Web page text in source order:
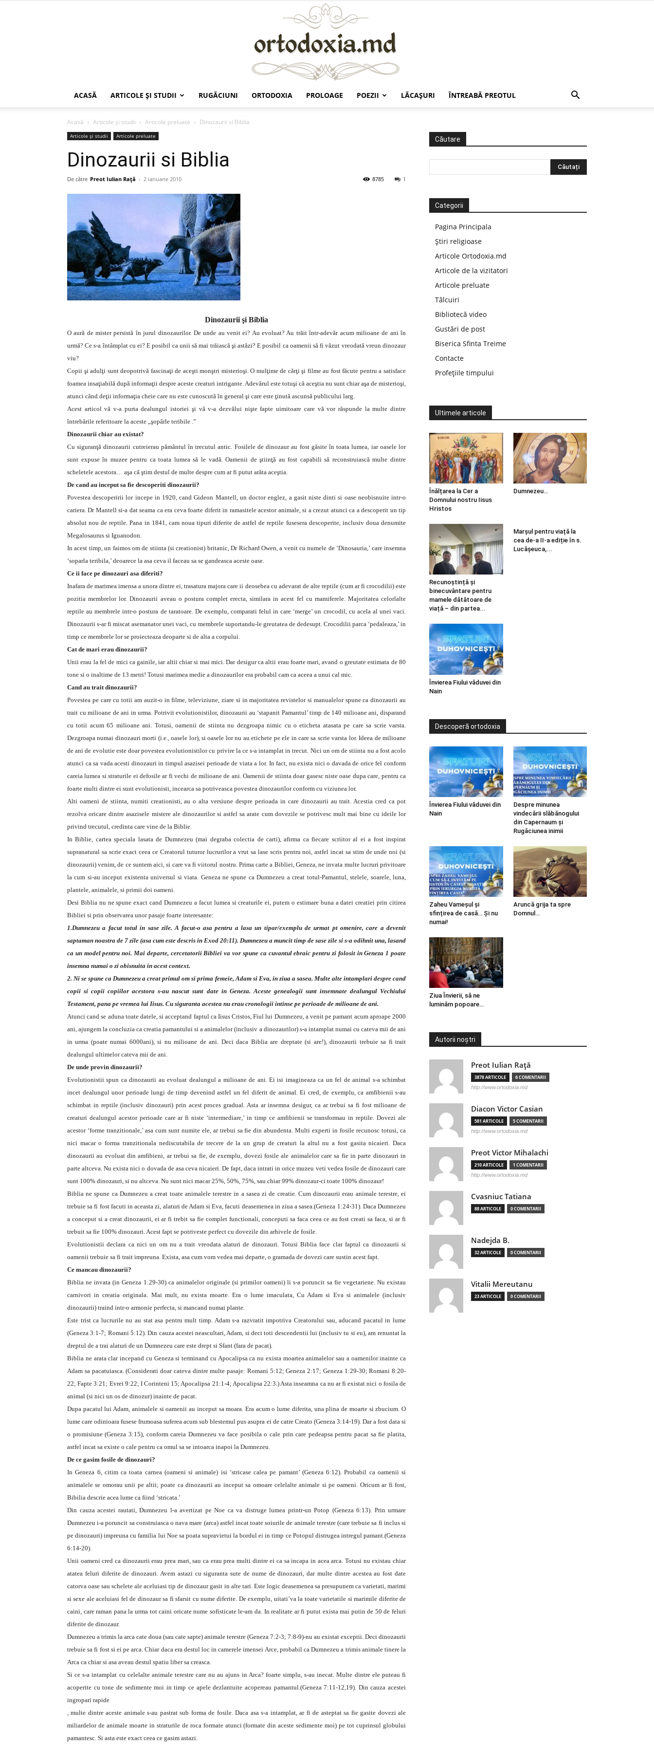
ACASĂ ARTICOLE ŞI STUDII RUGĂCIUNI ORTODOXIA PROLOAGE POEZII LĂCAŞURI ÎNTREABĂ PREOTUL
Acasă Articole şi studii Articole preluate Dinozaurii si Biblia
Articole şi studii Articole preluate
Dinozaurii si Biblia
De către Preot Iulian Raţă - 2 ianuarie 2010 1
8785
Dinozaurii şi Biblia
O aură de mister persistă în jurul dinozaurilor. De unde au venit ei? Au evoluat? Au trăit într-adevăr acum milioane de ani în
urmă? Ce s-a întâmplat cu ei? E posibil ca unii să mai trăiască şi astăzi? E posibil ca oamenii să fi văzut vreodată vreun dinozaur
viu?
Copii şi adulţi sunt deopotrivă fascinaţi de aceşti monştri misterioşi. O mulţime de cărţi şi filme au fost făcute pentru a satisface
foamea insaţiabilă după informaţii despre aceste creaturi intrigante. Adevărul este totuşi că aceştia nu sunt chiar aşa de misterioşi,
atunci când deţii informaţia cheie care nu este cunoscută în general şi care este ţinută ascunsă publicului larg.
Acest articol vă v-a purta dealungul istoriei şi vă v-a dezvălui nişte fapte uimitoare care vă vor răspunde la multe dintre
întrebările referitoare la aceste „şopârle teribile .”
Dinozaurii chiar au existat?
Cu siguranţă dinozaurii cutreierau pământul în trecutul antic. Fosilele de dinozaur au fost găsite în toata lumea, iar oasele lor
sunt expuse în muzee pentru ca toata lumea să le vadă. Oamenii de ştiinţă au fost capabili să reconstruiască multe dintre
scheletele acestora… aşa că ştim destul de multe despre cum ar fi putut arăta aceştia.
De cand au inceput sa fie descoperiti dinozaurii?
Povestea descoperirii lor incepe in 1920, cand Gideon Mantell, un doctor englez, a gasit niste dinti si oase neobisnuite intr-o
cariera. Dr Mantell si-a dat seama ca era ceva foarte diferit in ramasitele acestor animale, si a crezut atunci ca a descoperit un tip
absolut nou de reptile. Pana in 1841, cam noua tipuri diferite de astfel de reptile fusesera descoperite, inclusiv doua denumite
Megalosaurus si Iguanodon.
In acest timp, un faimos om de stiinta (si creationist) britanic, Dr Richard Owen, a venit cu numele de ‘Dinosauria,’ care insemna
‘soparla teribila,’ deoarece la asa ceva il faceau sa se gandeasca aceste oase.
Ce ii face pe dinozauri asa diferiti?
Inafara de marimea imensa a unora dintre ei, trasatura majora care ii deosebea cu adevarat de alte reptile (cum ar fi crocodilii) este
pozitia membrelor lor. Dinozaurii aveau o postura complet erecta, similara in acest fel cu mamiferele. Majoritatea celorlalte
reptile au membrele intr-o postura de taratoare. De exemplu, comparati felul in care ‘merge’ un crocodil, cu acela al unei vaci.
Dinozaurii s-ar fi miscat asemanator unei vaci, cu membrele suportandu-le greutatea de dedesupt. Crocodilii parca ‘pedaleaza,’ in
timp ce membrele lor se proiecteaza deoparte si de alta a corpului.
Cat de mari erau dinozaurii?
Unii erau la fel de mici ca gainile, iar altii chiar si mai mici. Dar desigur ca altii erau foarte mari, avand o greutate estimata de 80
tone si o inaltime de 13 metri! Totusi marimea medie a dinozaurilor era probabil cam ca aceea a unui cal mic.
Cand au trait dinozaurii?
Povestea pe care cu totii am auzit-o in filme, televiziune, ziare si in majoritatea revistelor si manualelor spune ca dinozaurii au
trait cu milioane de ani in urma. Potrivit evolutionistilor, dinozaurii au ‘stapanit Pamantul’ timp de 140 milioane ani, disparand
cu totii acum 65 milioane ani. Totusi, oamenii de stiinta nu dezgroapa nimic cu o eticheta atasata pe care sa scrie varsta.
Dezgroapa numai dinozauri morti (i.e., oasele lor), si oasele lor nu au etichete pe ele in care sa scrie varsta lor. Ideea de milioane
de ani de evolutie este doar povestea evolutionistilor cu privire la ce s-a intamplat in trecut. Nici un om de stiinta nu a fost acolo
atunci ca sa vada acesti dinozauri in timpul asazisei perioade de viata a lor. In fact, nu exista nici o davada de orice fel conform
careia lumea si straturile ei defosile ar fi vechi de milioane de ani. Oamenii de stiinta doar gasesc niste oase dupa care, pentru ca
foarte multi dintre ei sunt evolutionisti, incearca sa potriveasca povestea dinozaurilor conform cu viziunea lor.
Alti oameni de stiinta, numiti creationisti, au o alta versiune despre perioada in care dinozaurii au trait. Acestia cred ca pot
rezolva oricare dintre asazisele mistere ale dinozaurilor si astfel sa arate cum dovezile se potrivesc mult mai bine cu ideile lor
privind trecutul, credinta care vine de la Biblie.
In Biblie, cartea speciala lasata de Dumnezeu (mai degraba colectia de carti), afirma ca fiecare scriitor al ei a fost inspirat
supranatural sa scrie exact ceea ce Creatorul tuturor lucrurilor a vrut sa lase scris pentru noi, astfel incat sa stim de unde noi (si
dinozaurii) venim, de ce suntem aici, si care va fi viitorul nostru. Prima carte a Bibliei, Geneza, ne invata multe lucruri privitoare
la cum si-au inceput existenta universul si viata. Geneza ne spune ca Dumnezeu a creat totul-Pamantul, stelele, soarele, luna,
plantele, animalele, si primii doi oameni.
Desi Biblia nu ne spune exact cand Dumnezeu a facut lumea si creaturile ei, putem o estimare buna a datei creatiei prin citirea
Bibliei si prin observarea unor pasaje foarte interesante:
1.Dumnezeu a facut totul in sase zile. A facut-o asa pentru a lasa un tipar/exemplu de urmat pt omenire, care a devenit
saptaman noastra de 7 zile (asa cum este descris in Exod 20:11). Dumnezeu a muncit timp de sase zile si s-a odihnit una, lasand
ca un model pentru noi. Mai departe, cercetatorii Bibliei va vor spune ca cuvantul ebraic pentru zi folosit in Geneza 1 poate
insemna numai o zi obisnuita in acest context.
2. Ni se spune ca Dumnezeu a creat primul om si prima femeie, Adam si Eva, in ziua a sasea. Multe alte intamplari despre cand
copii si copii copiilor acestora s-au nascut sunt date in Geneza. Aceste genealogii sunt insemnate dealungul Vechiului
Testament, pana pe vremea lui Iisus. Cu siguranta acestea nu erau cronologii intinse pe perioade de milioane de ani.
Atunci cand se aduna toate datele, si acceptand faptul ca Iisus Cristos, Fiul lui Dumnezeu, a venit pe pamant acum aproape 2000
ani, ajungem la concluzia ca creatia pamantului si a animalelor (inclusiv a dinozaurilor) s-a intamplat numai cu cateva mii de ani
in urma (poate numai 6000ani), si nu milioane de ani. Deci daca Biblia are dreptate (si are!), dinozaurii trebuie sa fi trait
dealungul ultimelor cateva mii de ani.
De unde provin dinozaurii?
Evolutionistii spun ca dinozaurii au evoluat dealungul a milioane de ani. Ei isi imagineaza ca un fel de animal s-a schimbat
incet dealungul unor perioade lungi de timp devenind astfel un fel diferit de animal. Ei cred, de exemplu, ca amfibienii s-au
schimbat in reptile (inclusiv dinozauri) prin acest proces gradual. Asta ar insemna desigur, ca ar trebui sa fi fost milioane de
creaturi dealungul acestor perioade care ar fi niste ‘intermediare,’ in timp ce amfibienii se transformau in reptile. Dovezi ale
acestor ‘forme tranzitionale,’ asa cum sunt numite ele, ar trebui sa fie din abundenta. Multi experti in fosile recunosc totusi, ca
nici macar o forma tranzitionala nediscutabila de trecere de la un grup de creaturi la altul nu a fost gasita nicaieri. Daca
dinozaurii au evoluat din amfibieni, ar trebui sa fie, de exemplu, dovezi fosile ale animalelor care sa fie in parte dinozauri in
parte altceva. Nu exista nici o dovada de asa ceva nicaieri. De fapt, daca intrati in orice muzeu veti vedea fosile de dinozauri care
sunt 100% dinozauri, si nu altceva. Nu sunt nici macar 25%, 50%, 75%, sau chiar 99% dinozaur-ci toate 100% dinozaur!
Biblia ne spune ca Dumnezeu a creat toate animalele terestre in a sasea zi de creatie. Cum dinozaurii erau animale terestre, ei
trebuie sa fi fost facuti in aceasta zi, alaturi de Adam si Eva, facuti deasemenea in ziua a sasea.(Geneza 1:24-31). Daca Dumnezeu
a conceput si a creat dinozaurii, ei ar fi trebit sa fie complet functionali, conceputi sa faca ceea ce au fost creati sa faca, si ar fi
trebuit sa fie 100% dinozauri. Acest fapt se potriveste perfect cu dovezile din arhivele de fosile.
Evolutionistii declara ca nici un om nu a trait vreodata alaturi de dinozauri. Totusi Biblia face clar faptul ca dinozaurii si
oamenii trebuie sa fi trait impreuna. Exista, asa cum vom vedea mai departe, o gramada de dovezi care sustin acest fapt.
Ce mancau dinozaurii?
Biblia ne invata (in Geneza 1:29-30) ca animalelor originale (si primilor oameni) li s-a poruncit sa fie vegetariene. Nu existau
carnivori in creatia originala. Mai mult, nu exista moarte. Era o lume imaculata, Cu Adam si Eva si animalele (inclusiv
dinozaurii) traind intr-o armonie perfecta, si mancand numai plante.
Este trist ca lucrurile nu au stat asa pentru mult timp. Adam s-a razvratit impotriva Creatorului sau, aducand pacatul in lume
(Geneza 3:1-7; Romani 5:12). Din cauza acestei neascultari, Adam, si deci toti descendentii lui (inclusiv tu si eu), am renuntat la
dreptul de a trai alaturi de un Dumnezeu care este drept si Sfant (fara de pacat).
Biblia ne arata clar incepand cu Geneza si terminand cu Apocalipsa ca nu exista moartea animalelor sau a oamenilor inainte ca
Adam sa pacatuiasca. (Considerati doar cateva dintre multe pasaje: Romani 5:12; Geneza 2:17; Geneza 1:29-30; Romani 8:20-
22; Fapte 3:21; Evrei 9:22; I Corinteni 15; Apocalipsa 21:1-4; Apocalipsa 22:3.) Asta inseamna ca nu ar fi existat nici o fosila de
animal (si nici un os de dinozur) inainte de pacat.
Dupa pacatul lui Adam, animalele si oamenii au inceput sa moara. Era acum o lume diferita, una plina de moarte si zbucium. O
lume care odinioara fusese frumoasa suferea acum sub blestemul pus asupra ei de catre Creato (Geneza 3:14-19). Dar a fost data si
o promisiune (Geneza 3:15), conform careia Dumnezeu va face posibila o cale prin care pedeapsa pentru pacat sa fie platita,
astfel incat sa existe o cale pentru ca omul sa se intoarca inapoi la Dumnezeu.
De ce gasim fosile de dinozauri?
In Geneza 6, citim ca toata carnea (oameni si animale) isi ‘stricase calea pe pamant’ (Geneza 6:12). Probabil ca oamenii si
animalele se omorau unii pe altii; poate ca dinozaurii au inceput sa omoare celelalte animale si pe oameni. Oricum ar fi fost,
Bibilia descrie acea lume ca fiind ‘stricata.’
Din cauza acestei rautati, Dumnezeu l-a avertizat pe Noe ca va distruge lumea printr-un Potop (Geneza 6:13). Prin urmare
Dumnezeu i-a poruncit sa construiasca o nava mare (arca) astfel incat toate soiurile de animale terestre (care trebuie sa fi inclus si
pe dinozauri) impreuna cu familia lui Noe sa poata supravietui la bordul ei in timp ce Potopul distrugea intregul pamant.(Geneza
6:14-20).
Unii oameni cred ca dinozaurii erau prea mari, sau ca erau prea multi dintre ei ca sa incapa in acea arca. Totusi nu existau chiar
atatea feluri diferite de dinozauri. Avem astazi cu siguranta sute de nume de dinozauri, dar multe dintre acestea au fost date
catorva oase sau schelete ale aceluiasi tip de dinozaur gasit in alte tari. Este logic deasemenea sa presupunem ca varietati, marimi
si sexe ale aceluiasi fel de dinozaur sa fi sfarsit cu nume diferite. De exemplu, uitati’va la toate varietatile si marimile diferite de
caini, care raman pana la urma tot caini oricate nume sofisticate le-am da. In realitate ar fi putut exista mai putin de 50 de feluri
diferite de dinozaur.
Dumnezeu a trimis la arca cate doua (sau cate sapte) animale terestre (Geneza 7:2-3; 7:8-9)-nu au existat exceptii. Deci dinozaurii
trebuie sa fi fost si ei pe arca. Chiar daca era destul loc in camerele imensei Arce, probabil ca Dumnezeu a trimis animale tinere la
Arca ca chiar si asa aveau destul spatiu liber sa creasca.
Si ce s-a intamplat cu celelalte animale terestre care nu au ajuns in Arca? foarte simplu, s-au inecat. Multe dintre ele puteau fi
acoperite cu tone de sedimente moi in timp ce apele dezlantuite acopereau pamantul.(Geneza 7:11-12,19). Din cauza acestei
ingropari rapide
, multe dintre aceste animale s-au pastrat sub forma de fosile. Daca asa s-a intamplat, ar fi de asteptat sa fie gasite dovezi ale
miliardelor de animale moarte in straturile de roca formate atunci (formate din aceste sedimente moi) pe tot cuprinsul globului
pamantesc. Si asta este exact ceea ce gasim astazi.
Căutare
Categorii
Pagina Principala
Știri religioase
Articole Ortodoxia.md
Articole de la vizitatori
Articole preluate
Tâlcuiri
Bibliotecă video
Gustări de post
Biserica Sfinta Treime
Contacte
Profețiile timpului
Ultimele articole
Înălțarea la Cer a
Domnului nostru Iisus
Hristos
Dumnezeu…
Recunoștință și
binecuvântare pentru
mamele dătătoare de
viață – din partea...
Marșul pentru viață la
cea de-a II-a ediție în s.
Lucășeuca,...
Învierea Fiului văduvei din
Nain
Descoperă ortodoxia
Învierea Fiului văduvei din
Nain
Despre minunea
vindecării slăbănogului
din Capernaum și
Rugăciunea inimii
Zaheu Vameșul și
sfințirea de casă… Și nu
numai!
Aruncă grija ta spre
Domnul…
Ziua Învierii, să ne
luminăm popoare…
Autorii noștri
Preot Iulian Raţă
3878 ARTICOLE 6 COMENTARII
http://www.ortodoxia.md
Diacon Victor Casian
581 ARTICOLE 5 COMENTARII
http://www.ortodoxia.md
Preot Victor Mihalachi
210 ARTICOLE 1 COMENTARII
http://www.ortodoxia.md
Cvasniuc Tatiana
88 ARTICOLE 0 COMENTARII
Nadejda B.
32 ARTICOLE 0 COMENTARII
Vitalii Mereutanu
23 ARTICOLE 0 COMENTARII